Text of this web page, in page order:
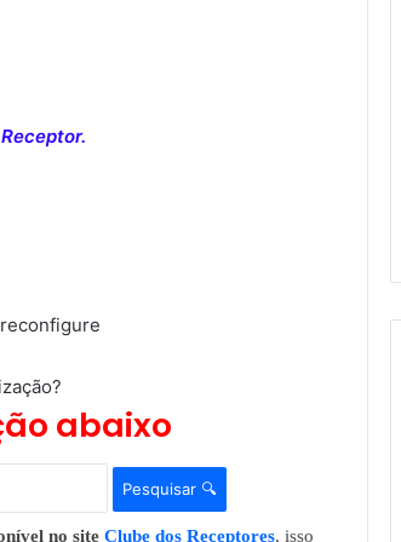
abaixo
Pesquisar 🔍
no site Clube dos Receptores, isso